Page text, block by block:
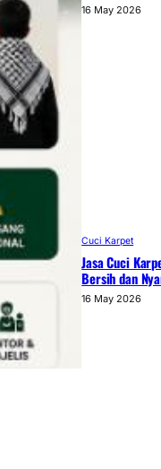
16 May 2026
Cuci Karpet
Jasa Cuci
Bersih dan
16 May 2026